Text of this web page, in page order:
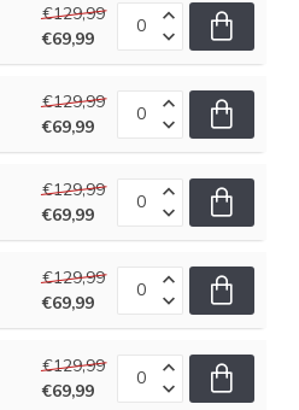
€129,99
€69,99
€129,99
€69,99
€129,99
€69,99
€129,99
€69,99
€129,99
€69,99